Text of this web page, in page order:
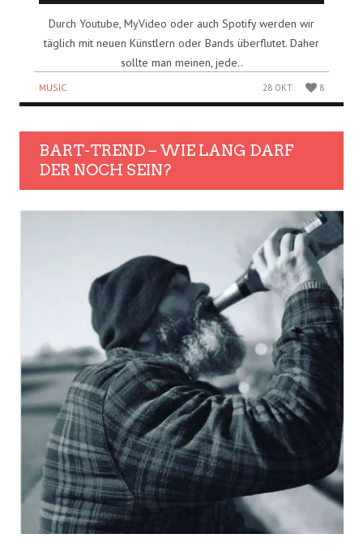
Durch Youtube, MyVideo oder auch Spotify werden wir
täglich mit neuen Künstlern oder Bands überflutet. Daher
sollte man meinen, jede..
MUSIC 28 OKT. 8
BART-TREND – WIE LANG DARF
DER NOCH SEIN?